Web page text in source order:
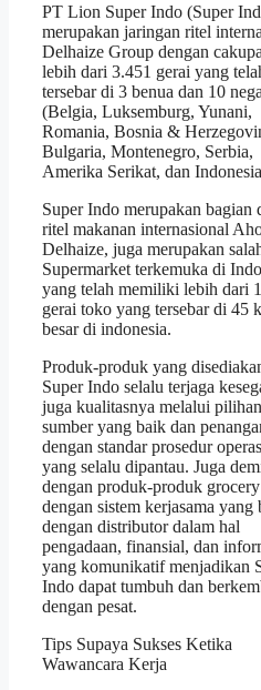
PT Lion Super Indo (Super
merupakan jaringan ritel
Delhaize Group dengan
lebih dari 3.451 gerai yang
tersebar di 3 benua dan 10
(Belgia, Luksemburg, Yunani,
Romania, Bosnia &
Bulgaria, Montenegro, Serbia,
Amerika Serikat, dan
Super Indo merupakan bagian
ritel makanan internasional
Delhaize, juga merupakan
Supermarket terkemuka di
yang telah memiliki lebih dari
gerai toko yang tersebar di 45
besar di indonesia.
Produk-produk yang
Super Indo selalu terjaga
juga kualitasnya melalui pilihan
sumber yang baik dan
dengan standar prosedur
yang selalu dipantau. Juga
dengan produk-produk grocery
dengan sistem kerjasama yang
dengan distributor dalam hal
pengadaan, finansial, dan
yang komunikatif menjadikan
Indo dapat tumbuh dan
dengan pesat.
Tips Supaya Sukses Ketika
Wawancara Kerja